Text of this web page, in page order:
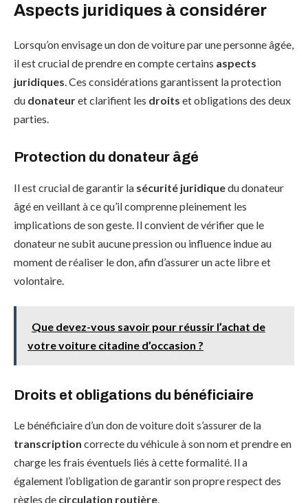
Aspects juridiques à considérer
Lorsqu’on envisage un don de voiture par une personne âgée,
il est crucial de prendre en compte certains aspects
juridiques . Ces considérations garantissent la protection
du donateuret clarifient les droits et obligations des deux
parties.
Protection du donateur âgé
Il est crucial de garantir la sécurité juridiquedu donateur
âgé en veillant à ce qu’il comprenne pleinement les
implications de son geste. Il convient de vérifier que le
donateur ne subit aucune pression ou influence indue au
moment de réaliser le don, afin d’assurer un acte libre et
volontaire.
Que devez-vous savoir pour réussir l’achat de
votre voiture citadine d’occasion ?
Droits et obligations du bénéficiaire
Le bénéficiaire d’un don de voiture doit s’assurer de la
transcription correcte du véhicule à son nom et prendre en
charge les frais éventuels liés à cette formalité. Il a
également l’obligation de garantir son propre respect des
règles de circulation routière.